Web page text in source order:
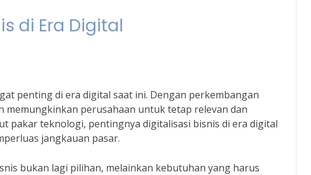
di Era Digital
penting di era digital saat ini. Dengan perkembangan
perusahaan untuk tetap relevan dan
pakar teknologi, pentingnya digitalisasi bisnis di era digital
jangkauan pasar.
bukan lagi pilihan, melainkan kebutuhan yang harus